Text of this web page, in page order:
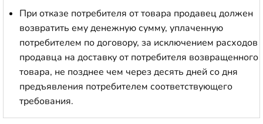
При отказе потребителя от товара продавец должен
возвратить ему денежную сумму, уплаченную
потребителем по договору, за исключением расходов
продавца на доставку от потребителя возвращенного
товара, не позднее чем через десять дней со дня
предъявления потребителем соответствующего
требования.